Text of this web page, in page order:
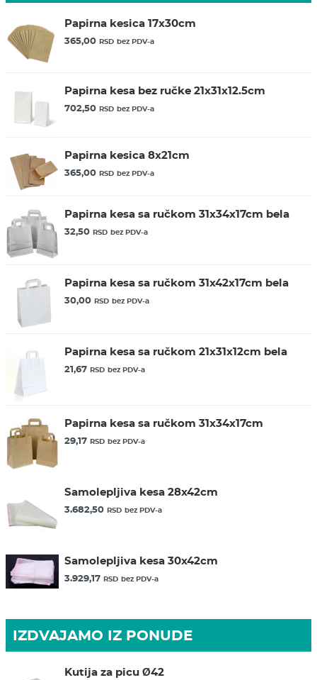
Papirna kesica 17x30cm
365,00 RSD bez PDV-a
Papirna kesa bez ručke 21x31x12.5cm
702,50 RSD bez PDV-a
Papirna kesica 8x21cm
365,00 RSD bez PDV-a
Papirna kesa sa ručkom 31x34x17cm bela
32,50 RSD bez PDV-a
Papirna kesa sa ručkom 31x42x17cm bela
30,00 RSD bez PDV-a
Papirna kesa sa ručkom 21x31x12cm bela
21,67 RSD bez PDV-a
Papirna kesa sa ručkom 31x34x17cm
29,17 RSD bez PDV-a
Samolepljiva kesa 28x42cm
3.682,50 RSD bez PDV-a
Samolepljiva kesa 30x42cm
3.929,17 RSD bez PDV-a
IZDVAJAMO IZ PONUDE
Kutija za picu Ø42